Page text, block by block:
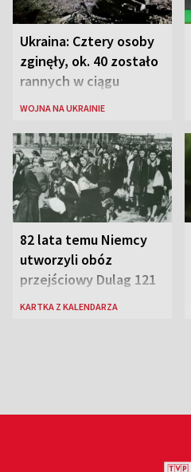
Ukraina: Cztery osoby
zginęły, ok. 40 zostało
rannych w ciągu
ostatniej doby w
WOJNA NA UKRAINIE
82 lata temu Niemcy
utworzyli obóz
przejściowy Dulag 121
KARTKA Z KALENDARZA